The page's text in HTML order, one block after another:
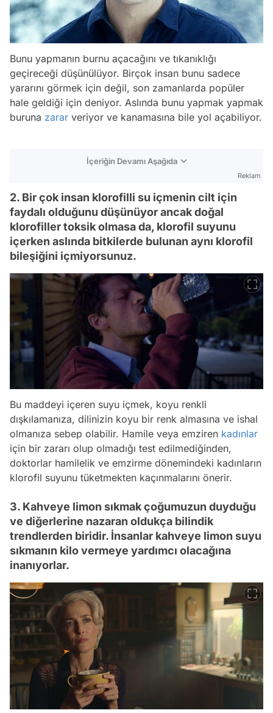
Bunu yapmanın burnu açacağını ve tıkanıklığı
geçireceği düşünülüyor. Birçok insan bunu sadece
yararını görmek için değil, son zamanlarda popüler
hale geldiği için deniyor. Aslında bunu yapmak yapmak
buruna zarar veriyor ve kanamasına bile yol açabiliyor.
İçeriğin Devamı Aşağıda
Reklam
2. Bir çok insan klorofilli su içmenin cilt için
faydalı olduğunu düşünüyor ancak doğal
klorofiller toksik olmasa da, klorofil suyunu
içerken aslında bitkilerde bulunan aynı klorofil
bileşiğini içmiyorsunuz.
Bu maddeyi içeren suyu içmek, koyu renkli
dışkılamanıza, dilinizin koyu bir renk almasına ve ishal
olmanıza sebep olabilir. Hamile veya emziren kadınlar
için bir zararı olup olmadığı test edilmediğinden,
doktorlar hamilelik ve emzirme dönemindeki kadınların
klorofil suyunu tüketmekten kaçınmalarını önerir.
3. Kahveye limon sıkmak çoğumuzun duyduğu
ve diğerlerine nazaran oldukça bilindik
trendlerden biridir. İnsanlar kahveye limon suyu
sıkmanın kilo vermeye yardımcı olacağına
inanıyorlar.